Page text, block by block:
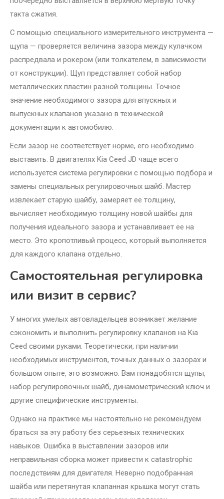
такта сжатия.
С помощью специального измерительного инструмента —
щупа — проверяется величина зазора между кулачком
распредвала и рокером (или толкателем, в зависимости
от конструкции). Щуп представляет собой набор
металлических пластин разной толщины. Точное
значение необходимого зазора для впускных и
выпускных клапанов указано в технической
документации к автомобилю.
Если зазор не соответствует норме, его необходимо
выставить. В двигателях Kia Ceed JD чаще всего
используется система регулировки с помощью подбора и
замены специальных регулировочных шайб. Мастер
извлекает старую шайбу, замеряет ее толщину,
вычисляет необходимую толщину новой шайбы для
получения идеального зазора и устанавливает ее на
место. Это кропотливый процесс, который выполняется
для каждого клапана отдельно.
Самостоятельная регулировка
или визит в сервис?
У многих умелых автовладельцев возникает желание
сэкономить и выполнить регулировку клапанов на Kia
Ceed своими руками. Теоретически, при наличии
необходимых инструментов, точных данных о зазорах и
большом опыте, это возможно. Вам понадобятся щупы,
набор регулировочных шайб, динамометрический ключ и
другие специфические инструменты.
Однако на практике мы настоятельно не рекомендуем
браться за эту работу без серьезных технических
навыков. Ошибка в выставлении зазоров или
неправильная сборка может привести к catastrophic
последствиям для двигателя. Неверно подобранная
шайба или перетянутая клапанная крышка могут стать